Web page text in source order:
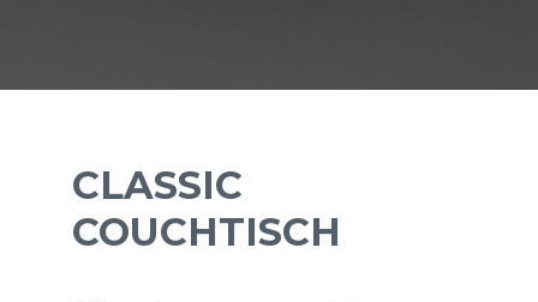
CLASSIC
COUCHTISCH